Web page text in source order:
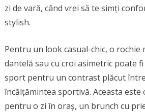
zi de vară, când vrei să te simți
stylish.
Pentru un look casual-chic, o rochie
dantelă sau cu croi asimetric poate
sport pentru un contrast plăcut
încălțămintea sportivă. Aceasta este
pentru o zi în oraș, un brunch cu